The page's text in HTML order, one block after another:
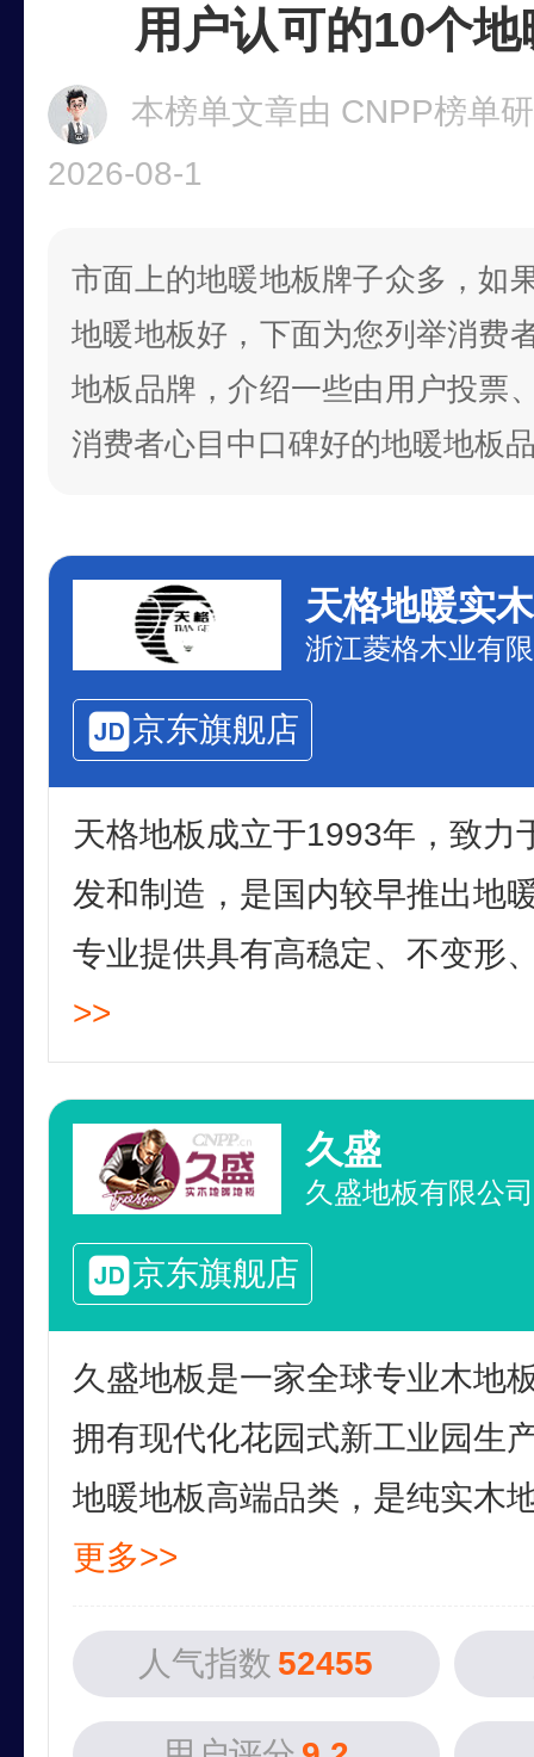
用户认可的10个
本榜单文章由 CNPP榜单
2026-08-1
市面上的地暖地板牌子众多，如
地暖地板好，下面为您列举消费
地板品牌，介绍一些由用户投票
消费者心目中口碑好的地暖地板
天格地暖实
浙江菱格木业有
京东旗舰店
天格地板成立于1993年，致力
发和制造，是国内较早推出地
专业提供具有高稳定、不变形
>>
久盛
久盛地板有限公司
京东旗舰店
久盛地板是一家全球专业木地
拥有现代化花园式新工业园生
地暖地板高端品类，是纯实木
更多>>
人气指数 52455